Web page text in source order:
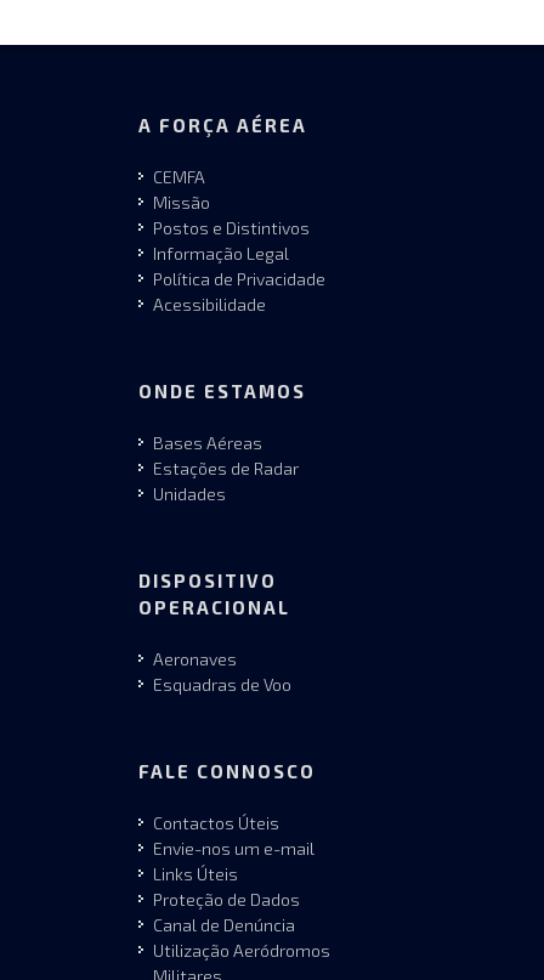
A FORÇA AÉREA
CEMFA
Missão
Postos e Distintivos
Informação Legal
Política de Privacidade
Acessibilidade
ONDE ESTAMOS
Bases Aéreas
Estações de Radar
Unidades
DISPOSITIVO
OPERACIONAL
Aeronaves
Esquadras de Voo
FALE CONNOSCO
Contactos Úteis
Envie-nos um e-mail
Links Úteis
Proteção de Dados
Canal de Denúncia
Utilização Aeródromos
Militares